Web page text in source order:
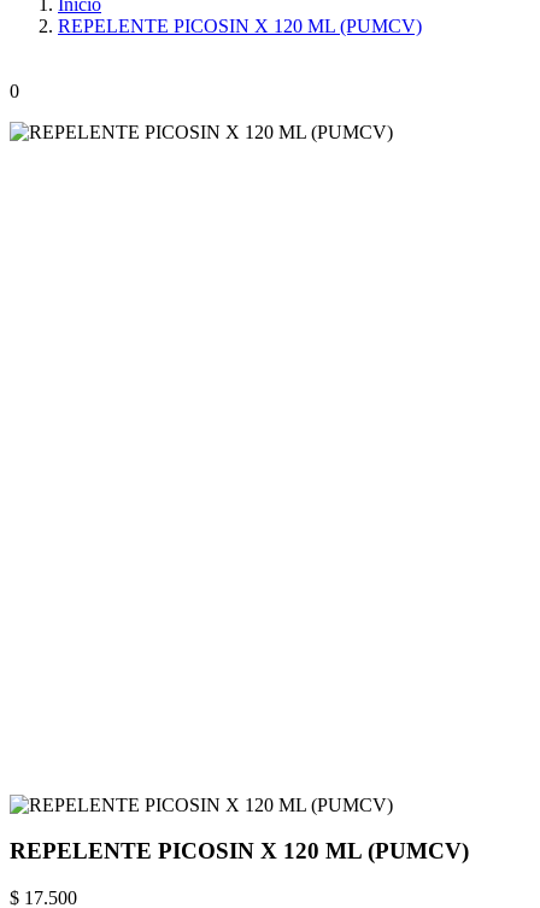
REPELENTE PICOSIN X 120 ML (PUMCV)
0
REPELENTE PICOSIN X 120 ML (PUMCV)
$ 17.500